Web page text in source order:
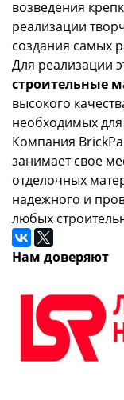
возведения
реализации
создания самых
Для реализации
строительные
высокого
необходимых для
Компания
занимает свое
отделочных
надежного и
любых
Нам доверяют